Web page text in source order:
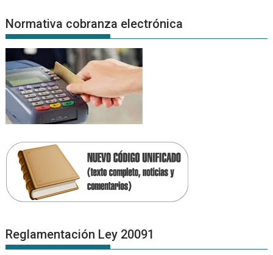
Normativa cobranza electrónica
Reglamentación Ley 20091